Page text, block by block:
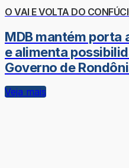
O VAI E VOLTA DO
MDB mantém porta
e alimenta
Governo de
Veja mais